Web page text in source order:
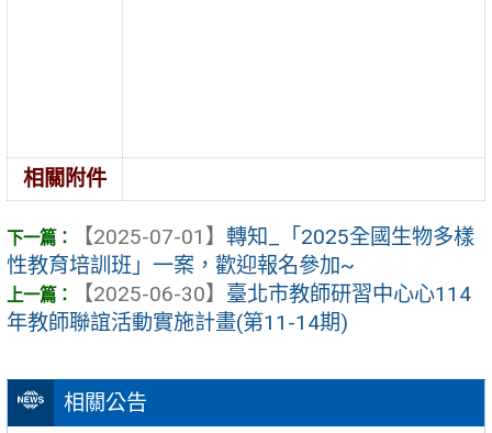
相關公告
相關附件
【2025-07-01】 轉知_「2025全國生物多樣
性教育培訓班」一案，歡迎報名參加~
【2025-06-30】 臺北市教師研習中心心114
年教師聯誼活動實施計畫(第11-14期)